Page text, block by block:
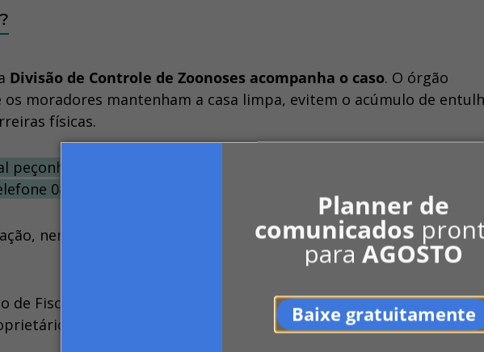
Planner de
comunicados
paraAGOSTO
Baixe gratuitamente
Divisão de Controle de Zoonoses acompanha o caso. O órgão
moradores mantenham a casa limpa, evitem o acúmulo de
físicas.
peçonhento, a orientação é acionar o setor pelo 4610-8767, ou a
0800-774-2007.
nenhum acidente envolvendo escorpiões foi registrado na
de Fiscalização de Posturas identificou que o terreno é particular.
será autuado e notificado.